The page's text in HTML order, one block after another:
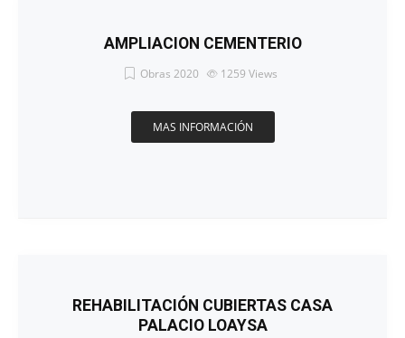
AMPLIACION CEMENTERIO
Obras 2020 1259 Views
MAS INFORMACIÓN
REHABILITACIÓN CUBIERTAS CASA
PALACIO LOAYSA